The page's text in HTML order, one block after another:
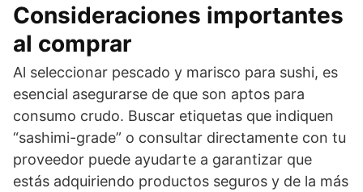
Consideraciones importantes
al comprar
Al seleccionar pescado y marisco para sushi, es
esencial asegurarse de que son aptos para
consumo crudo. Buscar etiquetas que indiquen
“sashimi-grade” o consultar directamente con tu
proveedor puede ayudarte a garantizar que
estás adquiriendo productos seguros y de la más